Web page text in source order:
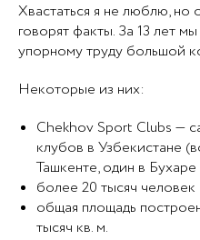
Хвастаться я не люблю, но
говорят факты. За 13 лет
упорному труду большой
Некоторые из них:
Chekhov Sport Clubs —
клубов в Узбекистане
Ташкенте, один в
более 20 тысяч
общая площадь
тысяч кв. м.